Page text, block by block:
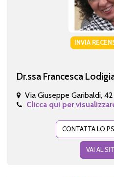
INVIA
Dr.ssa Francesca
Via Giuseppe Garibaldi,
Clicca qui per
CONTATTA LO
VAI AL